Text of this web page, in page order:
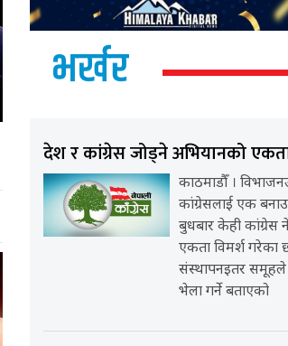
भर्खर
देश र कांग्रेस जोड्ने अभियानको
काठमाडौँ ।
कांग्रेसलाई एक
बुधबार केही कांग्रेस
एकता विमर्श गरेका
संस्थापनइतर समूहले
भेला गर्ने बताएको